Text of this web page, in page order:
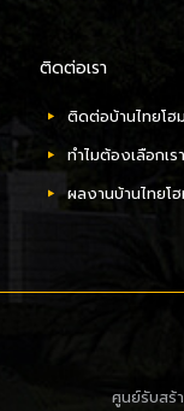
ติดต่อเรา
ติดต่อบ้านไทยโฮ
ทำไมต้องเลือกเร
ผลงานบ้านไทยโ
ศูนย์รับสร้